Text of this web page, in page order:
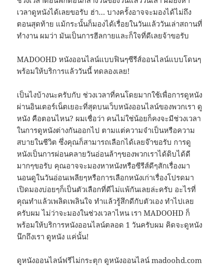
เวลาดูหนังได้เลยขอรับ ฮ่า… บางครั้งอาจจะมองได้ไม่ถึง
ตอนสุดท้าย แม้กระนั้นก็มองได้เรื่อยในวันแล้ววันเล่าสถานที่
ทำงาน ผมว่า มันเป็นการฮีลกายและก็ใจที่ดีเลยจ้าขอรับ
MADOOHD หนังออนไลน์แบบฟินๆซีรีส์ออนไลน์แบบโดนๆ
พร้อมให้บริการแล้ววันนี้ ทดลองเลย!
เป็นไงบ้างนะครับกับ ช่วงเวลาที่คนโดยมากใช้เพื่อการดูหนัง
ผ่านอินเตอร์เน็ตเยอะที่สุดบนเว็บหนังออนไลน์ของพวกเรา ดู
หนัง คือตอนไหน? ผมเชื่อว่า คนไม่ใช่น้อยก็คงจะมีช่วงเวลา
ในการดูหนังต่างกันออกไป ตามแต่ความจำเป็นหรือความ
สบายในชีวิต ซึ่งคุณก็สามารถเลือกได้เลยจ๊าขอรับ การดู
หนังเป็นการผ่อนคลายวันอ่อนล้าๆของพวกเราได้ดิบได้ดี
มากๆขอรับ คุณอาจจะมองหาหนังหรือซีรีส์ดีๆสักเรื่องมา
นอนดูในวันอ่อนเพลียๆหรือการเลือกหนังเก่าเรื่องโปรดมา
เปิดมองบ่อยๆก็เป็นตัวเลือกที่ดีไม่แพ้กันเลยล่ะครับ อะไรที่
คุณทำแล้วเพลิดเพลินใจ ทำแล้วรู้สึกดีกับตัวเอง ทำไปเลย
ครับผม ไม่ว่าจะมองในช่วงเวลาไหน เรา MADOOHD ก็
พร้อมให้บริการหนังออนไลน์ตลอด 1 วันครับผม คิดจะดูหนัง
นึกถึงเรา ดูหนัง แค่นั้น!
ดูหนังออนไลน์ฟรีไม่กระตุก ดูหนังออนไลน์ madoohd.com